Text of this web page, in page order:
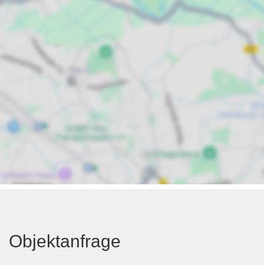
Objektanfrage